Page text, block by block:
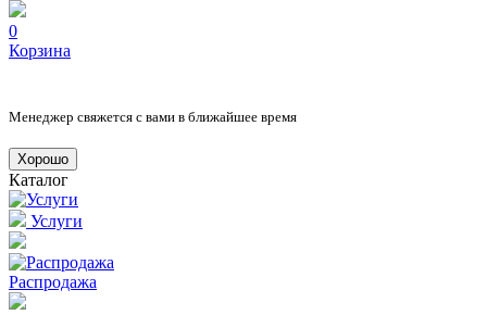
0
Корзина
Менеджер свяжется с вами в ближайшее время
Хорошо
Каталог
Услуги
Распродажа